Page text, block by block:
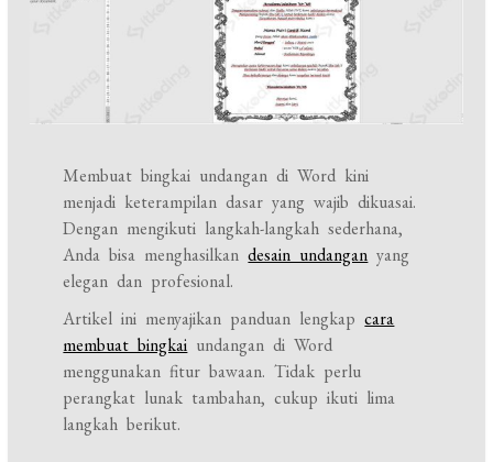
Membuat bingkai undangan di Word kini
menjadi keterampilan dasar yang wajib dikuasai.
Dengan mengikuti langkah-langkah sederhana,
Anda bisa menghasilkandesain undangan yang
elegan dan profesional.
Artikel ini menyajikan panduan lengkapcara
membuat bingkai undangan di Word
menggunakan fitur bawaan. Tidak perlu
perangkat lunak tambahan, cukup ikuti lima
langkah berikut.